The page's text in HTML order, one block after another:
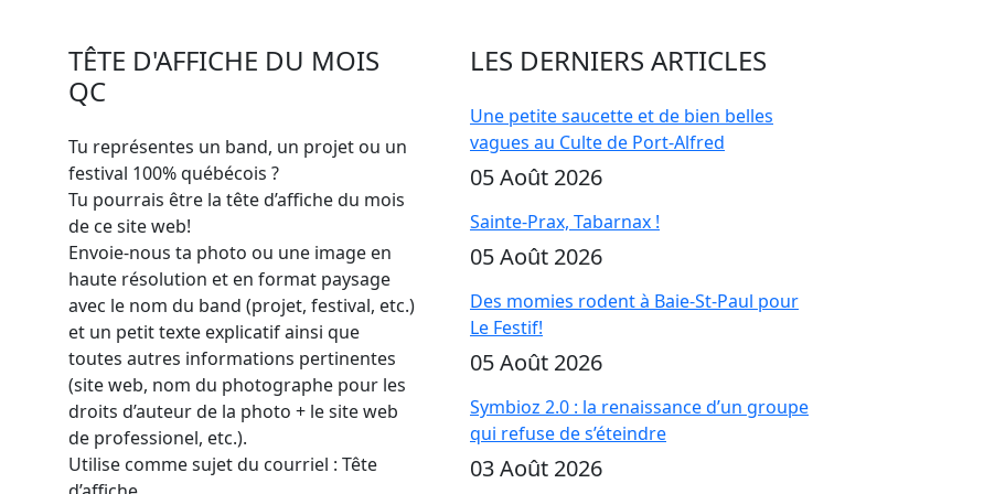
TÊTE D'AFFICHE DU MOIS
QC
Tu représentes un band, un projet ou un
festival 100% québécois ?
Tu pourrais être la tête d’affiche du mois
de ce site web!
Envoie-nous ta photo ou une image en
haute résolution et en format paysage
avec le nom du band (projet, festival, etc.)
et un petit texte explicatif ainsi que
toutes autres informations pertinentes
(site web, nom du photographe pour les
droits d’auteur de la photo + le site web
de professionel, etc.).
Utilise comme sujet du courriel : Tête
LES DERNIERS ARTICLES
Une petite saucette et de bien belles
vagues au Culte de Port-Alfred
05 Août 2026
Sainte-Prax, Tabarnax !
05 Août 2026
Des momies rodent à Baie-St-Paul pour
Le Festif!
05 Août 2026
Symbioz 2.0 : la renaissance d’un groupe
qui refuse de s’éteindre
03 Août 2026